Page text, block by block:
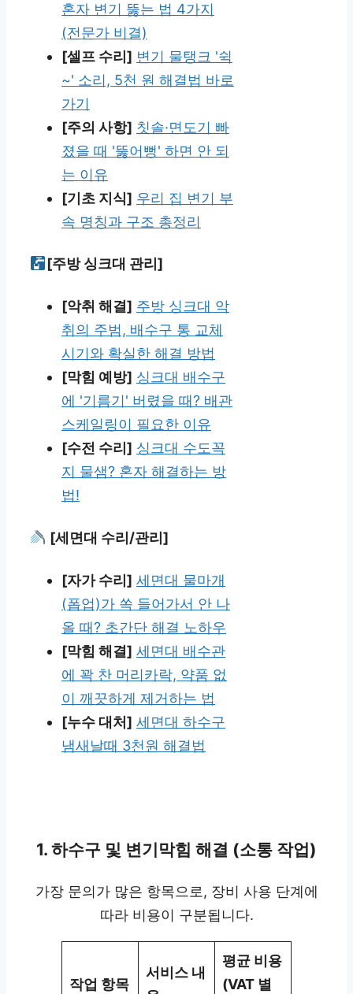
혼자 변기 뚫는 법 4가지
(전문가 비결)
[셀프 수리] 변기 물탱크 '쉭
~' 소리, 5천 원 해결법 바로
가기
[주의 사항] 칫솔·면도기 빠
졌을 때 '뚫어뻥' 하면 안 되
는 이유
[기초 지식] 우리 집 변기 부
속 명칭과 구조 총정리
[주방 싱크대 관리]
[악취 해결] 주방 싱크대 악
취의 주범, 배수구 통 교체
시기와 확실한 해결 방법
[막힘 예방] 싱크대 배수구
에 '기름기' 버렸을 때? 배관
스케일링이 필요한 이유
[수전 수리] 싱크대 수도꼭
지 물샘? 혼자 해결하는 방
법!
[세면대 수리/관리]
[자가 수리] 세면대 물마개
(폽업)가 쏙 들어가서 안 나
올 때? 초간단 해결 노하우
[막힘 해결] 세면대 배수관
에 꽉 찬 머리카락, 약품 없
이 깨끗하게 제거하는 법
[누수 대처] 세면대 하수구
냄새날때 3천원 해결법
1. 하수구 및 변기막힘 해결 (소통 작업)
가장 문의가 많은 항목으로, 장비 사용 단계에
따라 비용이 구분됩니다.
작업 항목
서비스 내
평균 비용
(VAT 별